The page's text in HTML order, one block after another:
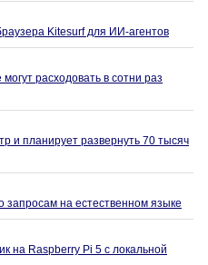
Kitesurf для ИИ-агентов
расходовать в сотни раз
и планирует развернуть 70 тысяч
запросам на естественном языке
на Raspberry Pi 5 с локальной